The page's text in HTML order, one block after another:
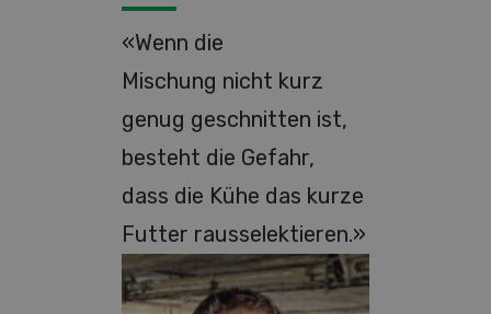
«Wenn die
Mischung nicht kurz
genug geschnitten ist,
besteht die Gefahr,
dass die Kühe das kurze
Futter rausselektieren.»